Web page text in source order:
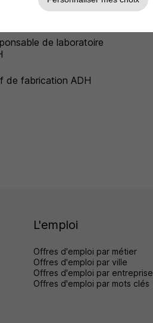
de laboratoire
de fabrication ADH
L'emploi
Offres d'emploi par métier
Offres d'emploi par ville
Offres d'emploi par entreprise
Offres d'emploi par mots clés